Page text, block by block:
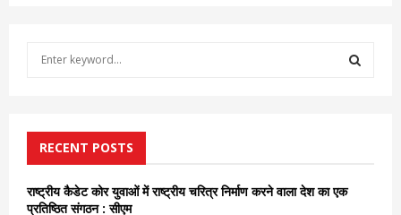
f
r
RECENT POSTS
राष्ट्रीय कैडेट कोर युवाओं में राष्ट्रीय चरित्र निर्माण करने वाला देश का एक
प्रतिष्ठित संगठन : सीएम